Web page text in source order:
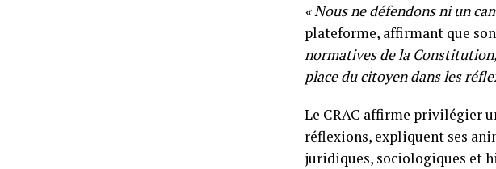
« Nous ne défendons ni un
plateforme, affirmant que
normatives de la
place du citoyen dans les
Le CRAC affirme privilégier
réflexions, expliquent ses
juridiques, sociologiques et